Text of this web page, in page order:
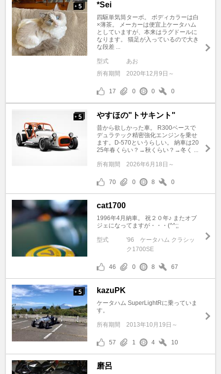
+ 5 *Sei
四駆単気筒ターボ。 ボディカラーは白
×薄茶。 メーカーは便宜上ケータハム
としていますが、本来はラグドールに
なります。 猫足が入っているので大き
な段差 ...
型式
あお
所有期間
2020年12月9日～
17 0 0 0
+ 5 やすほの"トサキント"
昔から欲しかった車。 R300ベースで
デュラテック精密強化エンジンを乗せ
ます。D-570というらしい。 納車は20
25年春くらい？→秋くらい？→冬く ...
所有期間 2026年6月18日～
70 0 8 0
cat1700
1996年4月納車。 祝２０年♪ またオブ
ジェになってますが・・・(^^;;
型式
'96 ケータハム クラシッ
ク1700SE
46 0 8 67
+ 5 kazuPK
ケータハム SuperLightRに乗っていま
す。
所有期間 2013年10月19日～
57 1 4 10
磨呂